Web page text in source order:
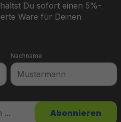
die Luftmatratzen und
Ob luxuriöse
Getränkehalter oder
– die vielseitigen Designs
Du sofort einen 5%-
Ware für Deinen
Nachname
Abonnieren